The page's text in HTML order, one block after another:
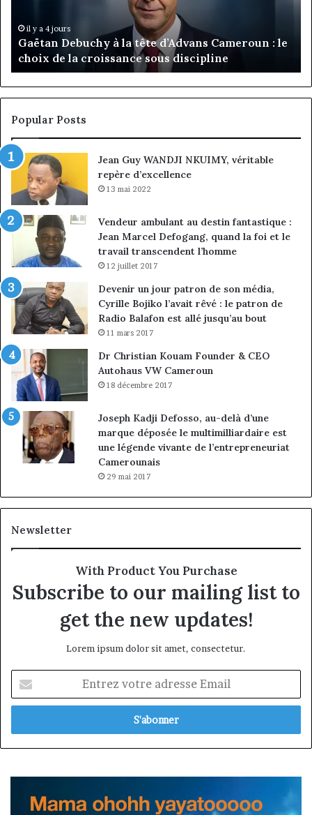
choix
de
la
croissance
sous
il y a 4 jours
Gaëtan Debuchy à la tête d’Advans Cameroun : le
choix de la croissance sous discipline
à
la
Popular Posts
Jean Guy WANDJI NKUIMY, véritable
repère d’excellence
13 mai 2022
Vendeur ambulant au destin fantastique :
Jean Marcel Defogang, quand la foi et le
travail transcendent l’homme
12 juillet 2017
Devenir un jour patron de son média,
Cyrille Bojiko l’avait rêvé : le patron de
Radio Balafon est allé jusqu’au bout
11 mars 2017
Dr Christian Kouam Founder & CEO
Autohaus VW Cameroun
18 décembre 2017
Joseph Kadji Defosso, au-delà d’une
marque déposée le multimilliardaire est
une légende vivante de l’entrepreneuriat
Camerounais
29 mai 2017
Newsletter
With Product You Purchase
Subscribe to our mailing list to
get the new updates!
Lorem ipsum dolor sit amet, consectetur.
votre
adresse